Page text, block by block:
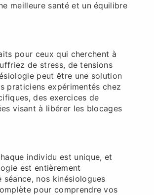
meilleure santé et un équilibre
pour ceux qui cherchent à
de stress, de tensions
peut être une solution
praticiens expérimentés chez
des exercices de
visant à libérer les blocages
individu est unique, et
est entièrement
nos kinésiologues
pour comprendre vos